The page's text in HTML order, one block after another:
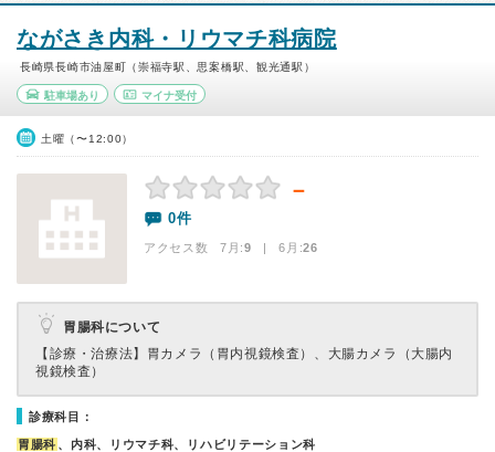
ながさき内科・リウマチ科病院
長崎県長崎市油屋町（崇福寺駅、思案橋駅、観光通駅）
駐車場あり マイナ受付
土曜（〜12:00）
－
0件
アクセス数 7月:9 | 6月:26
胃腸科について
【診療・治療法】 胃カメラ（胃内視鏡検査）、大腸カメラ（大腸内
視鏡検査）
診療科目：
胃腸科 、内科、リウマチ科、リハビリテーション科